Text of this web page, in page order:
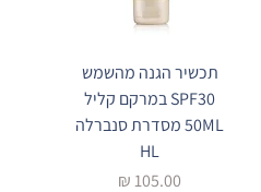
תכשיר הגנה מהשמש
SPF30 במרקם קליל
50ML מסדרת סנברלה
HL
מחיר